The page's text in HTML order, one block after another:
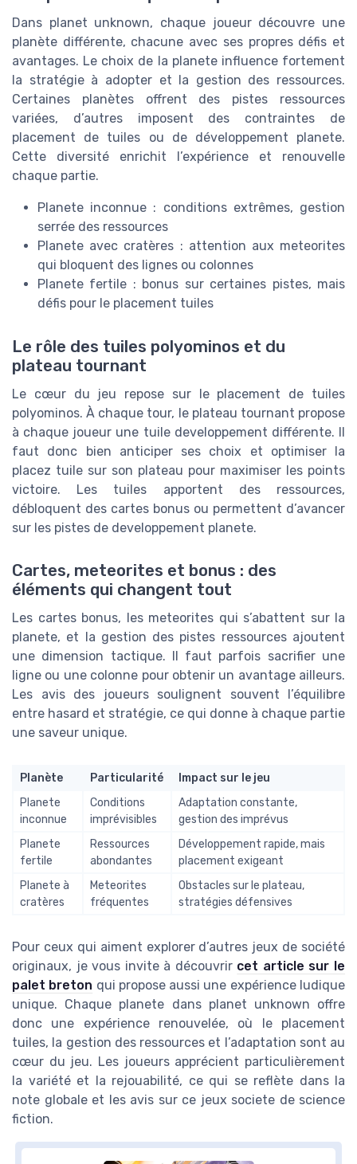
Dans planet unknown, chaque joueur découvre une
planète différente, chacune avec ses propres défis et
avantages. Le choix de la planete influence fortement
la stratégie à adopter et la gestion des ressources.
Certaines planètes offrent des pistes ressources
variées, d’autres imposent des contraintes de
placement de tuiles ou de développement planete.
Cette diversité enrichit l’expérience et renouvelle
chaque partie.
Planete inconnue : conditions extrêmes, gestion
serrée des ressources
Planete avec cratères : attention aux meteorites
qui bloquent des lignes ou colonnes
Planete fertile : bonus sur certaines pistes, mais
défis pour le placement tuiles
Le rôle des tuiles polyominos et du
plateau tournant
Le cœur du jeu repose sur le placement de tuiles
polyominos. À chaque tour, le plateau tournant propose
à chaque joueur une tuile developpement différente. Il
faut donc bien anticiper ses choix et optimiser la
placez tuile sur son plateau pour maximiser les points
victoire. Les tuiles apportent des ressources,
débloquent des cartes bonus ou permettent d’avancer
sur les pistes de developpement planete.
Cartes, meteorites et bonus : des
éléments qui changent tout
Les cartes bonus, les meteorites qui s’abattent sur la
planete, et la gestion des pistes ressources ajoutent
une dimension tactique. Il faut parfois sacrifier une
ligne ou une colonne pour obtenir un avantage ailleurs.
Les avis des joueurs soulignent souvent l’équilibre
entre hasard et stratégie, ce qui donne à chaque partie
une saveur unique.
Planète Particularité
Impact sur le jeu
Planete
inconnue
Conditions
imprévisibles
Adaptation constante,
gestion des imprévus
Planete
fertile
Ressources
abondantes
Développement rapide, mais
placement exigeant
Planete à
cratères
Meteorites
fréquentes
Obstacles sur le plateau,
stratégies défensives
Pour ceux qui aiment explorer d’autres jeux de société
originaux, je vous invite à découvrir cet article sur le
palet breton qui propose aussi une expérience ludique
unique. Chaque planete dans planet unknown offre
donc une expérience renouvelée, où le placement
tuiles, la gestion des ressources et l’adaptation sont au
cœur du jeu. Les joueurs apprécient particulièrement
la variété et la rejouabilité, ce qui se reflète dans la
note globale et les avis sur ce jeux societe de science
fiction.